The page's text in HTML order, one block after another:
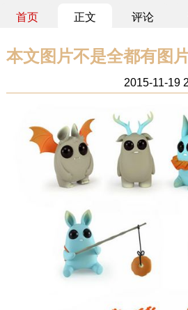
首页 正文 评论
本文图片不是全都有图
2015-11-19